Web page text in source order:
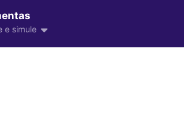
e simule